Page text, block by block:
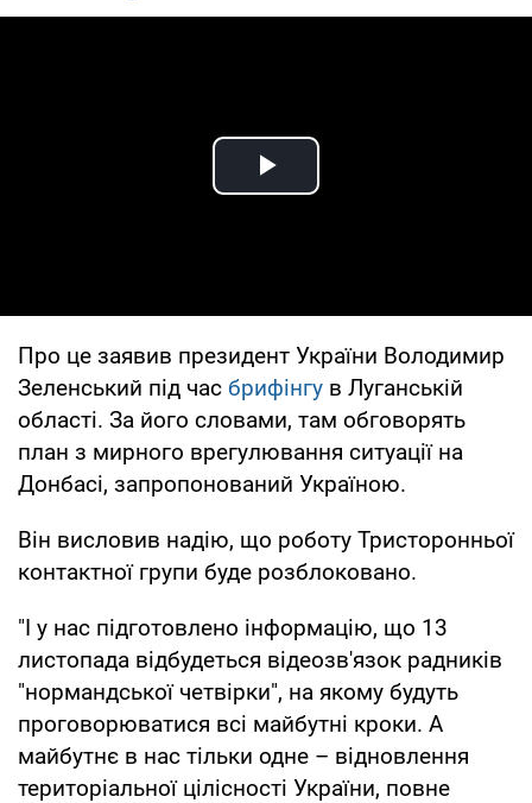
Play Video
Про це заявив президент України Володимир
Зеленський під час брифінгу в Луганській
області. За його словами, там обговорять
план з мирного врегулювання ситуації на
Донбасі, запропонований Україною.
Він висловив надію, що роботу Тристоронньої
контактної групи буде розблоковано.
"І у нас підготовлено інформацію, що 13
листопада відбудеться відеозв'язок радників
"нормандської четвірки", на якому будуть
проговорюватися всі майбутні кроки. А
майбутнє в нас тільки одне – відновлення
територіальної цілісності України, повне